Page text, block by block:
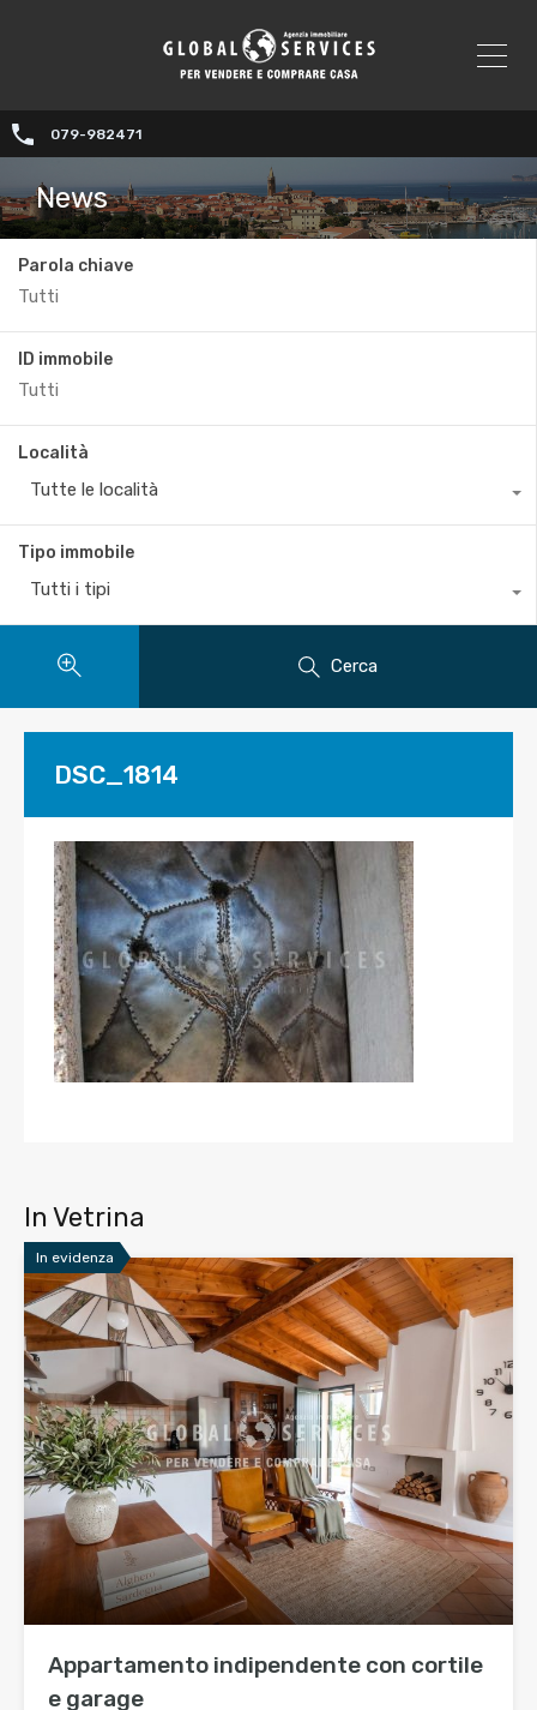
079-982471
News
Parola chiave
ID immobile
Località
Tutte le località
Tipo immobile
Tutti i tipi
Cerca
DSC_1814
In Vetrina
In evidenza
Appartamento indipendente con cortile
e garage